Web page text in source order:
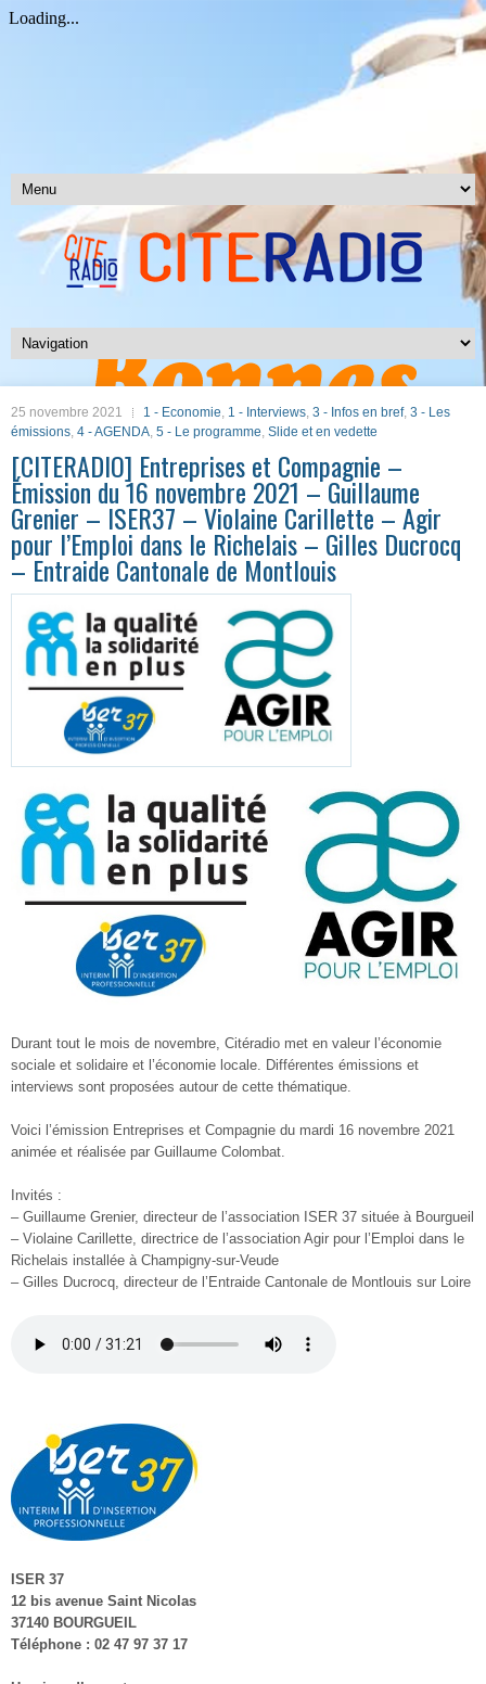
25 novembre 2021 1 - Economie, 1 - Interviews, 3 - Infos en bref, 3 - Les
émissions, 4 - AGENDA, 5 - Le programme, Slide et en vedette
[CITERADIO] Entreprises et Compagnie –
Émission du 16 novembre 2021 – Guillaume
Grenier – ISER37 – Violaine Carillette – Agir
pour l’Emploi dans le Richelais – Gilles Ducrocq
– Entraide Cantonale de Montlouis
Durant tout le mois de novembre, Citéradio met en valeur l’économie
sociale et solidaire et l’économie locale. Différentes émissions et
interviews sont proposées autour de cette thématique.
Voici l’émission Entreprises et Compagnie du mardi 16 novembre 2021
animée et réalisée par Guillaume Colombat.
Invités :
– Guillaume Grenier, directeur de l’association ISER 37 située à Bourgueil
– Violaine Carillette, directrice de l’association Agir pour l’Emploi dans le
Richelais installée à Champigny-sur-Veude
– Gilles Ducrocq, directeur de l’Entraide Cantonale de Montlouis sur Loire
ISER 37
12 bis avenue Saint Nicolas
37140 BOURGUEIL
Téléphone : 02 47 97 37 17